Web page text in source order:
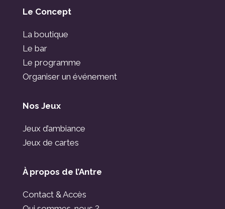
Le Concept
La boutique
Le bar
Le programme
Organiser un événement
Nos Jeux
Jeux d’ambiance
Jeux de cartes
À propos de l’Antre
Contact & Accès